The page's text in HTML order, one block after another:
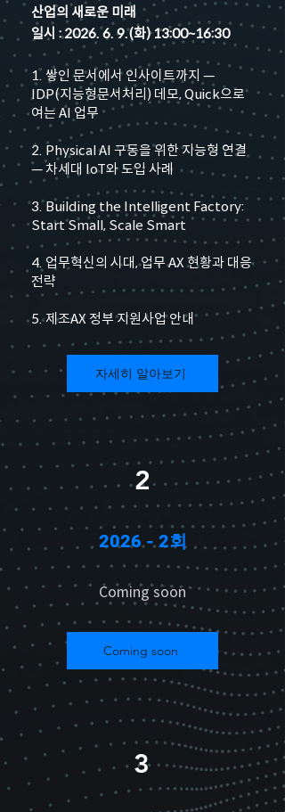
산업의 새로운 미래
일시 : 2026. 6. 9.(화) 13:00~16:30
1. 쌓인 문서에서 인사이트까지 —
IDP(지능형문서처리) 데모, Quick으로
여는 AI 업무
2. Physical AI 구동을 위한 지능형 연결
— 차세대 IoT와 도입 사례
3. Building the Intelligent Factory:
Start Small, Scale Smart
4. 업무혁신의 시대, 업무 AX 현황과 대응
전략
5. 제조AX 정부 지원사업 안내
자세히 알아보기
2
2026 - 2회
Coming soon
Coming soon
3